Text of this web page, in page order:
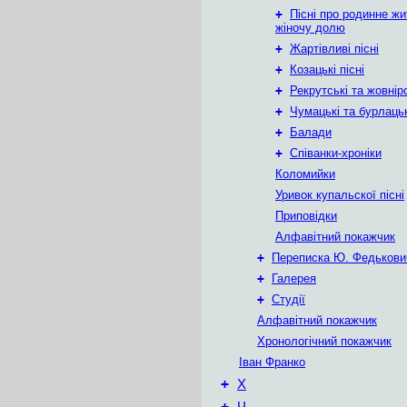
+
Пісні про родинне
жіночу долю
+ Жартівливі пісні
+
Козацькі пісні
+
Рекрутські та
+ Чумацькі та
+
Балади
+ Співанки-хроніки
Коломийки
Уривок купальскої пісні
Приповідки
Алфавітний покажчик
+
Переписка Ю.
+
Галерея
+ Студії
Алфавітний покажчик
Хронологічний покажчик
Іван Франко
+ Х